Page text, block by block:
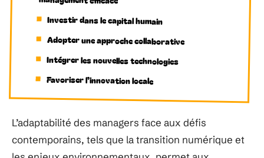
Investir dans le capital humain
Adopter une approche collaborative
Intégrer les nouvelles technologies
Favoriser l’innovation locale
L’adaptabilité des managers face aux défis
contemporains, tels que la transition numérique et